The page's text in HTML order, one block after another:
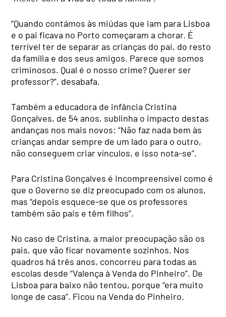
“Quando contámos às miúdas que iam para Lisboa
e o pai ficava no Porto começaram a chorar. É
terrível ter de separar as crianças do pai, do resto
da família e dos seus amigos. Parece que somos
criminosos. Qual é o nosso crime? Querer ser
professor?”, desabafa.
Também a educadora de infância Cristina
Gonçalves, de 54 anos, sublinha o impacto destas
andanças nos mais novos: “Não faz nada bem às
crianças andar sempre de um lado para o outro,
não conseguem criar vínculos, e isso nota-se”.
Para Cristina Gonçalves é incompreensível como é
que o Governo se diz preocupado com os alunos,
mas “depois esquece-se que os professores
também são pais e têm filhos”.
No caso de Cristina, a maior preocupação são os
pais, que vão ficar novamente sozinhos. Nos
quadros há três anos, concorreu para todas as
escolas desde “Valença à Venda do Pinheiro”. De
Lisboa para baixo não tentou, porque “era muito
longe de casa”. Ficou na Venda do Pinheiro.